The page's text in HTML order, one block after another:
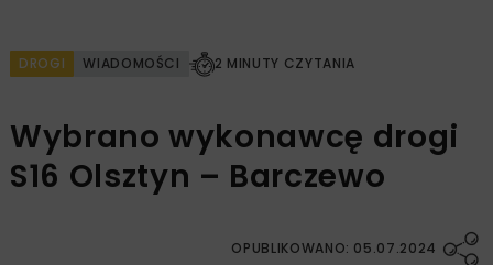
DROGI WIADOMOŚCI 2 MINUTY CZYTANIA
Wybrano wykonawcę drogi
S16 Olsztyn – Barczewo
OPUBLIKOWANO: 05.07.2024